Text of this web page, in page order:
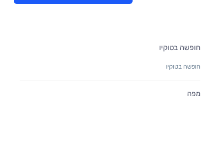
חופשה בטוקיו
חופשה בטוקיו
מפה